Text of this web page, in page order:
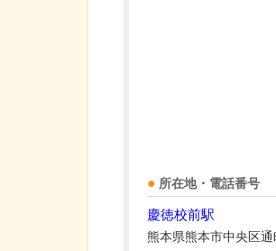
所在地・電話番号
慶徳校前駅
熊本県熊本市中央区通